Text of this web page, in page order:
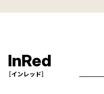
InRed
［インレッド］